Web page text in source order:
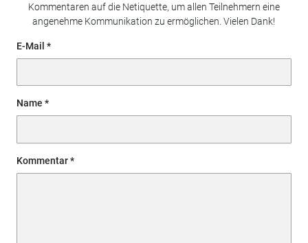
Kommentaren auf die Netiquette, um allen Teilnehmern eine
angenehme Kommunikation zu ermöglichen. Vielen Dank!
E-Mail
Name
Kommentar